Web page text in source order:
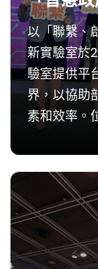
以「聯繫、
新實驗室於
驗室提供平
界，以協助
素和效率。
發更多部門採用。 政府資訊